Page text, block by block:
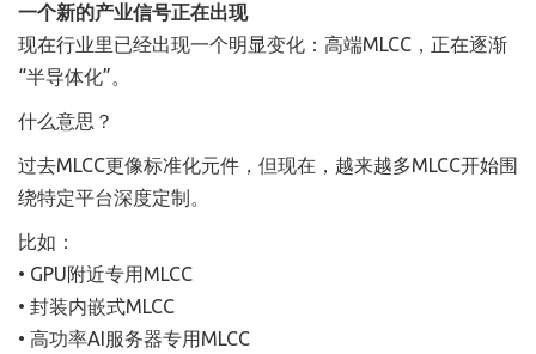
一个新的产业信号正在出现
现在行业里已经出现一个明显变化：高端MLCC，正在逐渐
“半导体化”。
什么意思？
过去MLCC更像标准化元件，但现在，越来越多MLCC开始围
绕特定平台深度定制。
比如：
• GPU附近专用MLCC
• 封装内嵌式MLCC
• 高功率AI服务器专用MLCC